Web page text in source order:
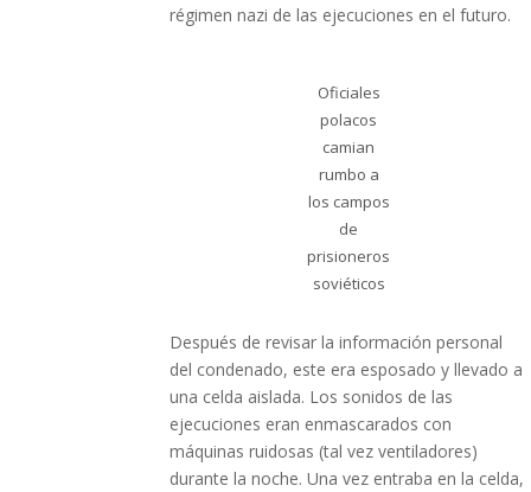
régimen nazi de las ejecuciones en el futuro.
Oficiales
polacos
camian
rumbo a
los campos
de
prisioneros
soviéticos
Después de revisar la información personal
del condenado, este era esposado y llevado a
una celda aislada. Los sonidos de las
ejecuciones eran enmascarados con
máquinas ruidosas (tal vez ventiladores)
durante la noche. Una vez entraba en la celda,